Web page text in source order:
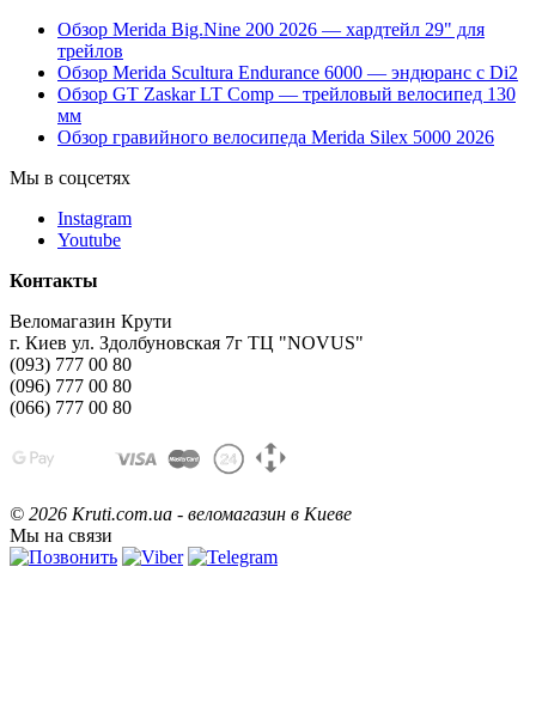
Обзор Merida Big.Nine 200 2026 — хардтейл 29" для
трейлов
Обзор Merida Scultura Endurance 6000 — эндюранс с Di2
Обзор GT Zaskar LT Comp — трейловый велосипед 130
мм
Обзор гравийного велосипеда Merida Silex 5000 2026
Мы в соцсетях
Instagram
Youtube
Контакты
Веломагазин Крути
г. Киев ул. Здолбуновская 7г ТЦ "NOVUS"
(093) 777 00 80
(096) 777 00 80
(066) 777 00 80
© 2026 Kruti.com.ua - веломагазин в Киеве
Мы на связи